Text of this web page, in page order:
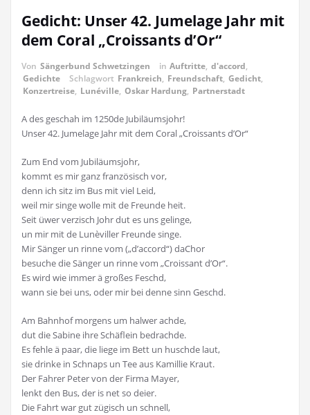
Gedicht: Unser 42. Jumelage Jahr mit
dem Coral „Croissants d’Or“
Von Sängerbund Schwetzingen in Auftritte, d'accord,
Gedichte
Schlagwort Frankreich, Freundschaft, Gedicht,
Konzertreise, Lunéville, Oskar Hardung, Partnerstadt
A des geschah im 1250de Jubiläumsjohr!
Unser 42. Jumelage Jahr mit dem Coral „Croissants d’Or“
Zum End vom Jubiläumsjohr,
kommt es mir ganz französisch vor,
denn ich sitz im Bus mit viel Leid,
weil mir singe wolle mit de Freunde heit.
Seit üwer verzisch Johr dut es uns gelinge,
un mir mit de Lunèviller Freunde singe.
Mir Sänger un rinne vom („d’accord“) daChor
besuche die Sänger un rinne vom „Croissant d’Or“.
Es wird wie immer ä großes Feschd,
wann sie bei uns, oder mir bei denne sinn Geschd.
Am Bahnhof morgens um halwer achde,
dut die Sabine ihre Schäflein bedrachde.
Es fehle ä paar, die liege im Bett un huschde laut,
sie drinke in Schnaps un Tee aus Kamillie Kraut.
Der Fahrer Peter von der Firma Mayer,
lenkt den Bus, der is net so deier.
Die Fahrt war gut zügisch un schnell,